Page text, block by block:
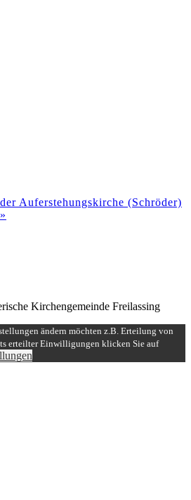
Auferstehungskirche (Schröder)
»
Kirchengemeinde Freilassing
ändern möchten z.B. Erteilung von
erteilter Einwilligungen klicken Sie auf